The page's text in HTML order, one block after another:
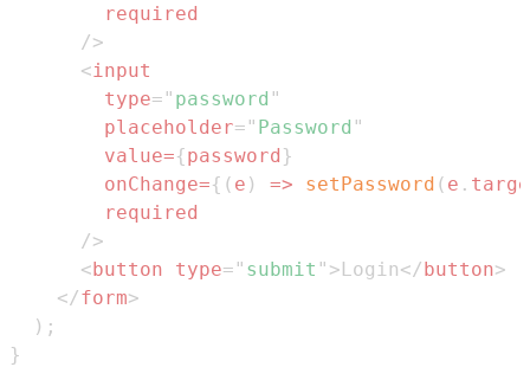
required
/>
<input
type= " password "
placeholder= " Password "
value={password }
onChange={ ( e ) => setPassword ( e .
required
/>
<button type= " submit " >Login</button>
</form>
) ;
}